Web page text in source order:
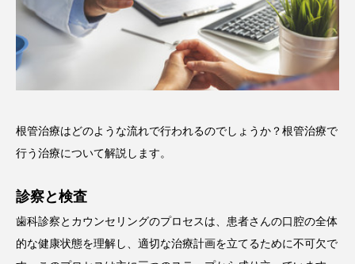
根管治療はどのような流れで行われるのでしょうか？根管治療で
行う治療について解説します。
診察と検査
歯科診察とカウンセリングのプロセスは、患者さんの口腔の全体
的な健康状態を理解し、適切な治療計画を立てるために不可欠で